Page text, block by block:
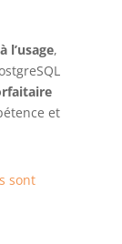
l’usage,
et
sont